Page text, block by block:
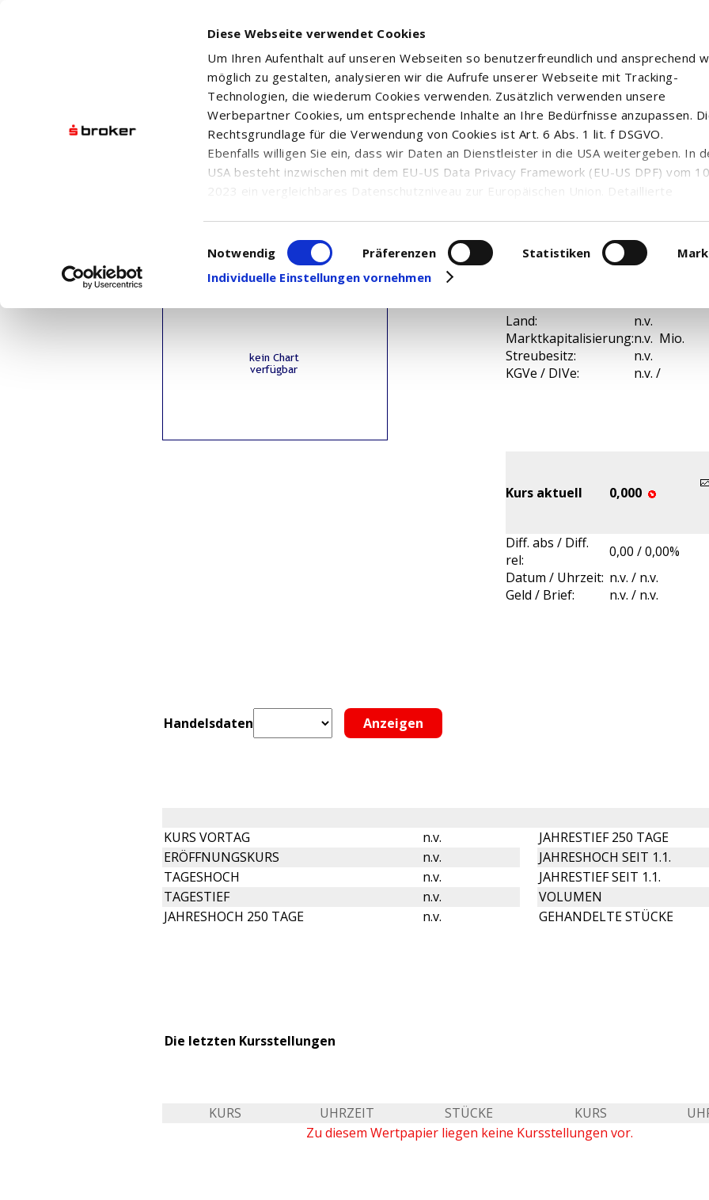
Diese Webseite verwendet Cookies
Um Ihren Aufenthalt auf unseren Webseiten so benutzerfreundlich und ansprechend
möglich zu gestalten, analysieren wir die Aufrufe unserer Webseite mit Tracking-
Technologien, die wiederum Cookies verwenden. Zusätzlich verwenden unsere
Werbepartner Cookies, um entsprechende Inhalte an Ihre Bedürfnisse anzupassen.
Rechtsgrundlage für die Verwendung von Cookies ist Art. 6 Abs. 1 lit. f DSGVO.
Ebenfalls willigen Sie ein, dass wir Daten an Dienstleister in die USA weitergeben. In
USA besteht inzwischen mit dem EU-US Data Privacy Framework (EU-US DPF) vom
2023 ein vergleichbares Datenschutzniveau zur Europäischen Union. Detaillierte
in den USA, finden Sie auf unserer Seite zumDatenschutz. Dort können Sie Ihre
Einwilligung auch jederzeit widerrufen oder anpassen.
Einwilligungsauswahl
Notwendig Präferenzen Statistiken
Individuelle Einstellungen vornehmen
Land:
n.v.
Marktkapitalisierung:n.v. Mio.
Streubesitz:
n.v.
KGVe / DIVe:
n.v. /
Kurs aktuell 0,000
Diff. abs / Diff.
rel:
0,00 / 0,00%
Datum / Uhrzeit: n.v. / n.v.
Geld / Brief:
n.v. / n.v.
Handelsdaten
KURS VORTAG n.v. JAHRESTIEF 250 TAGE
ERÖFFNUNGSKURS
n.v. JAHRESHOCH SEIT 1.1.
TAGESHOCH
n.v. JAHRESTIEF SEIT 1.1.
TAGESTIEF
n.v. VOLUMEN
JAHRESHOCH 250 TAGE
n.v. GEHANDELTE STÜCKE
Die letzten Kursstellungen
KURS UHRZEIT STÜCKE KURS
Zu diesem Wertpapier liegen keine Kursstellungen vor.